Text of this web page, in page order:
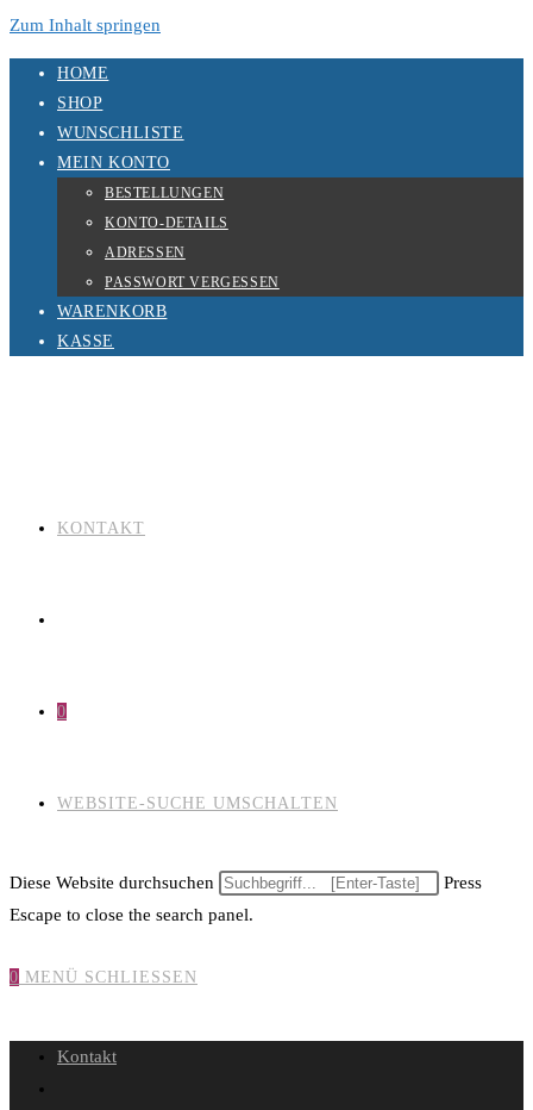
Zum Inhalt springen
HOME
SHOP
WUNSCHLISTE
MEIN KONTO
BESTELLUNGEN
KONTO-DETAILS
ADRESSEN
PASSWORT VERGESSEN
WARENKORB
KASSE
KONTAKT
0
WEBSITE-SUCHE UMSCHALTEN
Diese Website durchsuchen
Press
Escape to close the search panel.
0 MENÜ SCHLIESSEN
Kontakt